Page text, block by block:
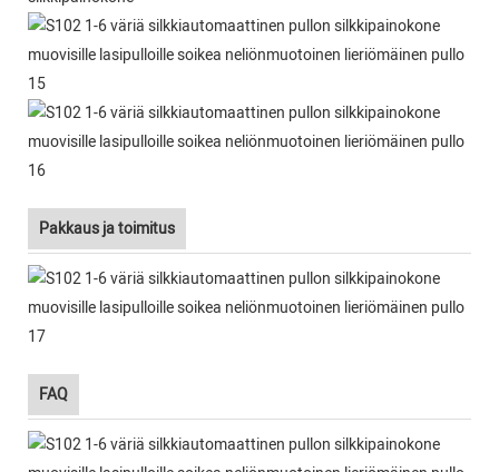
Pakkaus ja toimitus
FAQ